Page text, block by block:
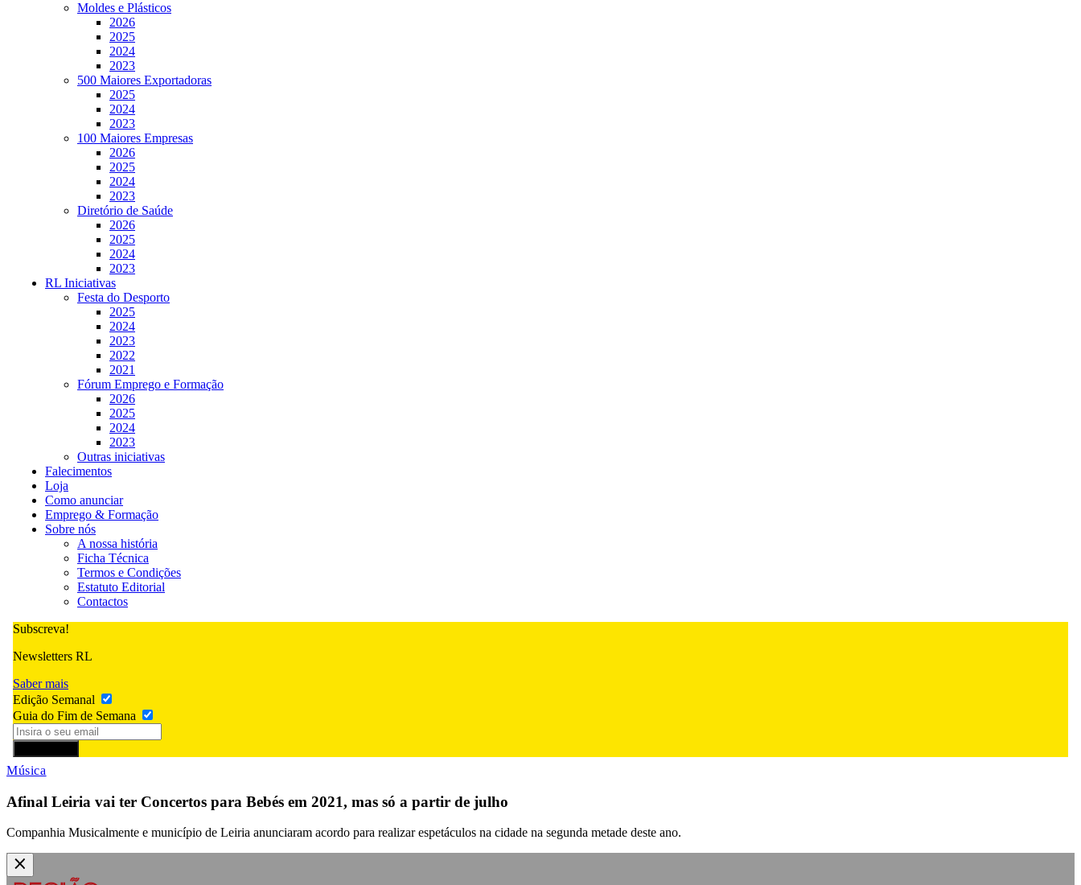
Moldes e Plásticos
2026
2025
2024
2023
500 Maiores Exportadoras
2025
2024
2023
100 Maiores Empresas
2026
2025
2024
2023
Diretório de Saúde
2026
2025
2024
2023
RL Iniciativas
Festa do Desporto
2025
2024
2023
2022
2021
Fórum Emprego e Formação
2026
2025
2024
2023
Outras iniciativas
Falecimentos
Loja
Como anunciar
Emprego & Formação
Sobre nós
A nossa história
Ficha Técnica
Termos e Condições
Estatuto Editorial
Contactos
Subscreva!
Newsletters RL
Saber mais
Edição Semanal
Guia do Fim de Semana
Música
Afinal Leiria vai ter Concertos para Bebés em 2021, mas só a partir de julho
Companhia Musicalmente e município de Leiria anunciaram acordo para realizar espetáculos na cidade na segunda metade deste ano.